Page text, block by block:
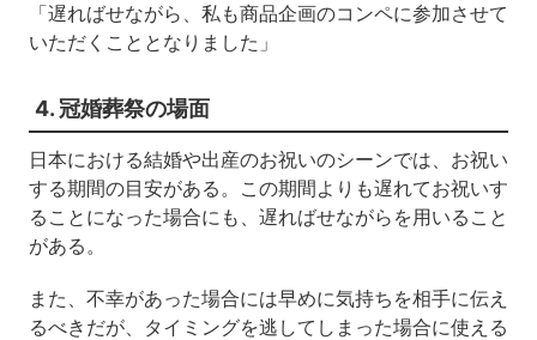
「遅ればせながら、私も商品企画のコンペに参加させて
いただくこととなりました」
4. 冠婚葬祭の場面
日本における結婚や出産のお祝いのシーンでは、お祝い
する期間の目安がある。この期間よりも遅れてお祝いす
ることになった場合にも、遅ればせながらを用いること
がある。
また、不幸があった場合には早めに気持ちを相手に伝え
るべきだが、タイミングを逃してしまった場合に使える